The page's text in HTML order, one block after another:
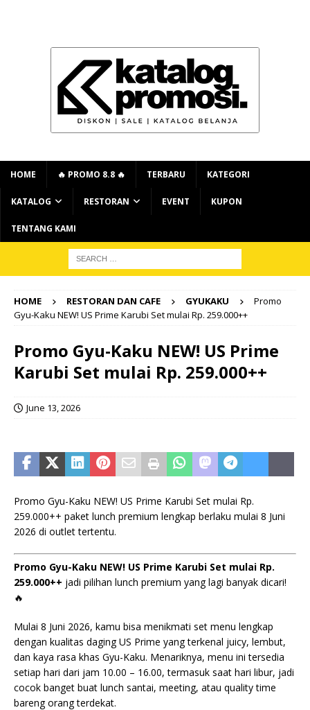
HOME 🔥 PROMO 8.8 🔥 TERBARU KATEGORI
KATALOG RESTORAN EVENT KUPON
TENTANG KAMI
HOME RESTORAN DAN CAFE GYUKAKU
Promo
Gyu-Kaku NEW! US Prime Karubi Set mulai Rp. 259.000++
Promo Gyu-Kaku NEW! US Prime
Karubi Set mulai Rp. 259.000++
June 13, 2026
Promo Gyu-Kaku NEW! US Prime Karubi Set mulai Rp.
259.000++ paket lunch premium lengkap berlaku mulai 8 Juni
2026 di outlet tertentu.
Promo Gyu-Kaku NEW! US Prime Karubi Set mulai Rp.
259.000++ jadi pilihan lunch premium yang lagi banyak dicari!
🔥
Mulai 8 Juni 2026, kamu bisa menikmati set menu lengkap
dengan kualitas daging US Prime yang terkenal juicy, lembut,
dan kaya rasa khas Gyu-Kaku. Menariknya, menu ini tersedia
setiap hari dari jam 10.00 – 16.00, termasuk saat hari libur, jadi
cocok banget buat lunch santai, meeting, atau quality time
bareng orang terdekat.